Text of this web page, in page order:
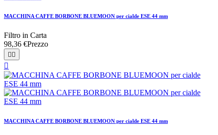
MACCHINA CAFFE BORBONE BLUEMOON per cialde ESE 44 mm
Filtro in Carta
98,36 €Prezzo
 

MACCHINA CAFFE BORBONE BLUEMOON per cialde ESE 44 mm